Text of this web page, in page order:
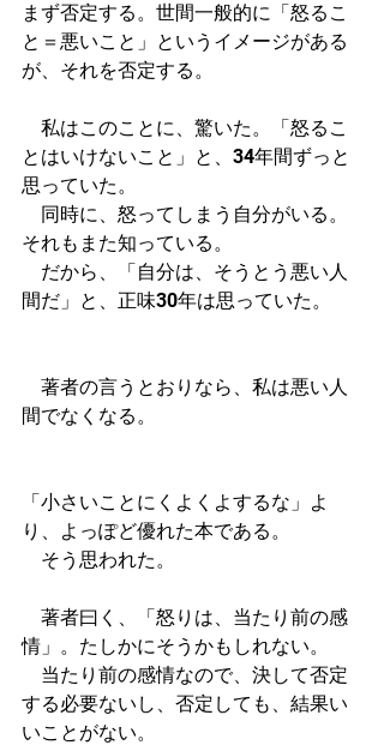
まず否定する。世間一般的に「怒るこ
と＝悪いこと」というイメージがある
が、それを否定する。
私はこのことに、驚いた。「怒るこ
とはいけないこと」と、34年間ずっと
思っていた。
同時に、怒ってしまう自分がいる。
それもまた知っている。
だから、「自分は、そうとう悪い人
間だ」と、正味30年は思っていた。
著者の言うとおりなら、私は悪い人
間でなくなる。
「小さいことにくよくよするな」よ
り、よっぽど優れた本である。
そう思われた。
著者曰く、「怒りは、当たり前の感
情」。たしかにそうかもしれない。
当たり前の感情なので、決して否定
する必要ないし、否定しても、結果い
いことがない。